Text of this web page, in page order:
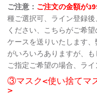
ご注意： ご注文の金額が
種ご選択可、ライン登録
ください、こちらがご希
ケースを送りいたします
がいろいろありますが、
ご指定ご希望の場合、ラ
③マスク<使い捨てマ
>